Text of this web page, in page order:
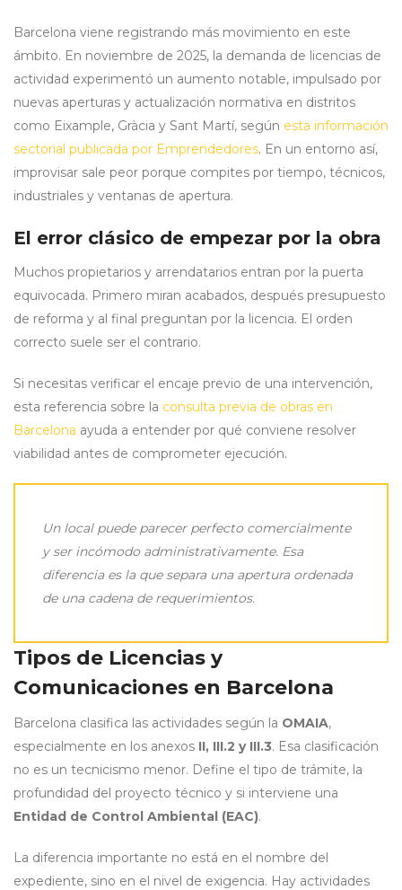
Barcelona viene registrando más movimiento en este
ámbito. En noviembre de 2025, la demanda de licencias de
actividad experimentó un aumento notable, impulsado por
nuevas aperturas y actualización normativa en distritos
como Eixample, Gràcia y Sant Martí, según esta información
sectorial publicada por Emprendedores. En un entorno así,
improvisar sale peor porque compites por tiempo, técnicos,
industriales y ventanas de apertura.
El error clásico de empezar por la obra
Muchos propietarios y arrendatarios entran por la puerta
equivocada. Primero miran acabados, después presupuesto
de reforma y al final preguntan por la licencia. El orden
correcto suele ser el contrario.
Si necesitas verificar el encaje previo de una intervención,
esta referencia sobre la consulta previa de obras en
Barcelona ayuda a entender por qué conviene resolver
viabilidad antes de comprometer ejecución.
Un local puede parecer perfecto comercialmente
y ser incómodo administrativamente. Esa
diferencia es la que separa una apertura ordenada
de una cadena de requerimientos.
Tipos de Licencias y
Comunicaciones en Barcelona
Barcelona clasifica las actividades según la OMAIA,
especialmente en los anexos II, III.2 y III.3. Esa clasificación
no es un tecnicismo menor. Define el tipo de trámite, la
profundidad del proyecto técnico y si interviene una
Entidad de Control Ambiental (EAC).
La diferencia importante no está en el nombre del
expediente, sino en el nivel de exigencia. Hay actividades